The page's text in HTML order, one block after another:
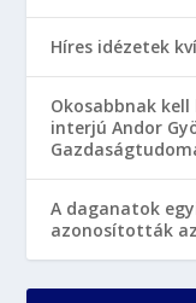
Híres idézetek
Okosabbnak
interjú Andor
A daganatok
azonosították